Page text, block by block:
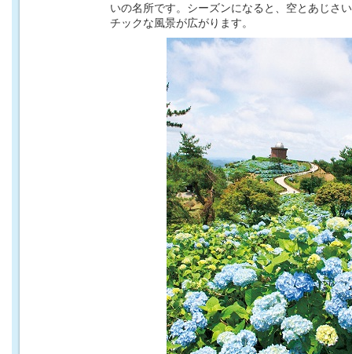
いの名所です。シーズンになると、空とあじさ
チックな風景が広がります。